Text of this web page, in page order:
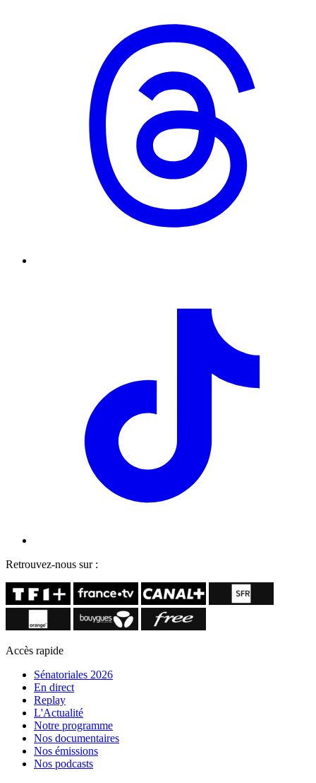
Retrouvez-nous sur :
Accès rapide
Sénatoriales 2026
En direct
Replay
L'Actualité
Notre programme
Nos documentaires
Nos émissions
Nos podcasts